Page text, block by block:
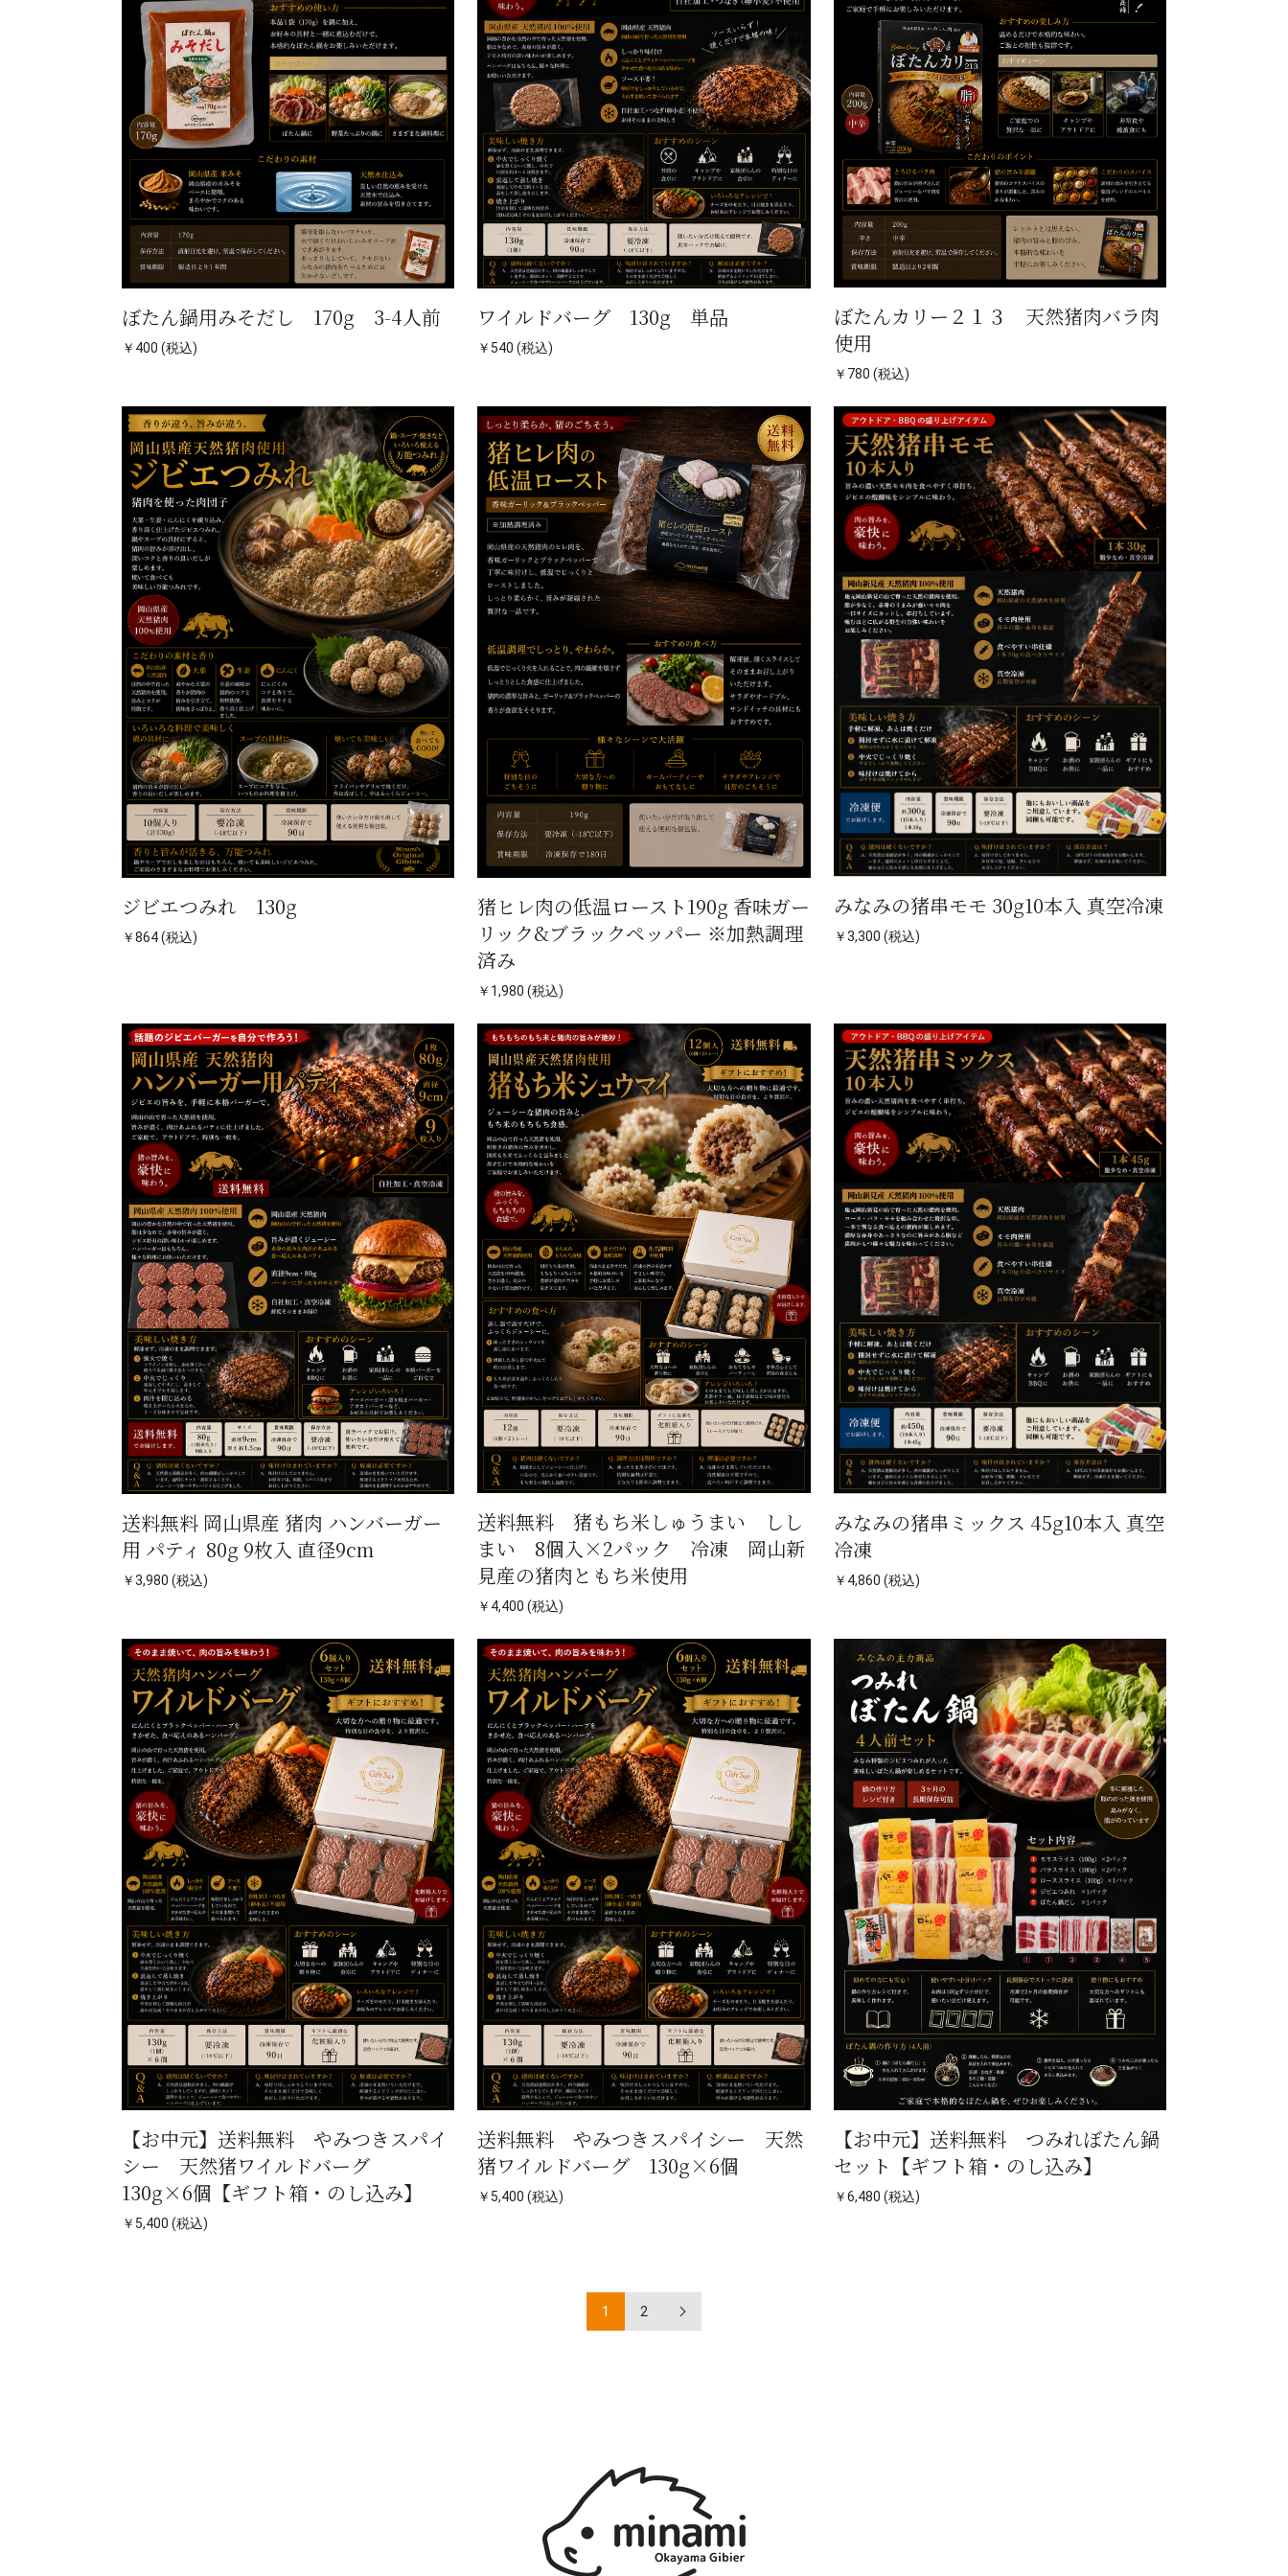
ぼたん鍋用みそだし 170g 3-4人前
￥400 (税込)
ワイルドバーグ 130g 単品
￥540 (税込)
ぼたんカリー２１３ 天然猪肉バラ肉
使用
￥780 (税込)
ジビエつみれ 130g
￥864 (税込)
猪ヒレ肉の低温ロースト190g 香味ガー
リック&ブラックペッパー ※加熱調理
済み
￥1,980 (税込)
みなみの猪串モモ 30g10本入 真空冷凍
￥3,300 (税込)
送料無料 岡山県産 猪肉 ハンバーガー
用 パティ 80g 9枚入 直径9cm
￥3,980 (税込)
送料無料 猪もち米しゅうまい しし
まい 8個入×2パック 冷凍 岡山新
見産の猪肉ともち米使用
￥4,400 (税込)
みなみの猪串ミックス 45g10本入 真空
冷凍
￥4,860 (税込)
【お中元】送料無料 やみつきスパイ
シー 天然猪ワイルドバーグ
130g×6個【ギフト箱・のし込み】
￥5,400 (税込)
送料無料 やみつきスパイシー 天然
猪ワイルドバーグ 130g×6個
￥5,400 (税込)
【お中元】送料無料 つみれぼたん鍋
セット【ギフト箱・のし込み】
￥6,480 (税込)
1 2